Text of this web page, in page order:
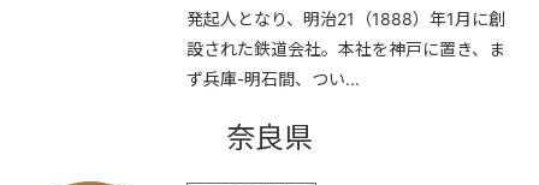
発起人となり、明治21（1888）年1月に創
設された鉄道会社。本社を神戸に置き、ま
ず兵庫-明石間、つい...
奈良県